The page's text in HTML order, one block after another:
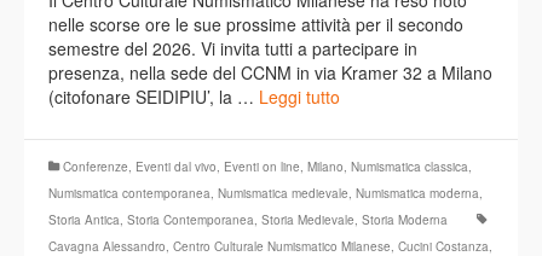
nelle scorse ore le sue prossime attività per il secondo
semestre del 2026. Vi invita tutti a partecipare in
presenza, nella sede del CCNM in via Kramer 32 a Milano
(citofonare SEIDIPIU’, la … Leggi tutto
Conferenze Eventi dal vivo Eventi on line Milano Numismatica classica
Numismatica contemporanea Numismatica medievale Numismatica moderna
Storia Antica Storia Contemporanea Storia Medievale Storia Moderna
Cavagna Alessandro Centro Culturale Numismatico Milanese Cucini Costanza